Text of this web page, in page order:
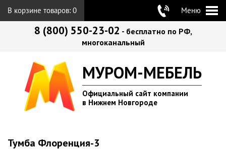
В корзине товаров: 0 Меню
8 (800) 550-23-02 - бесплатно по РФ,
многоканальный
МУРОМ-МЕБЕЛЬ
Официальный сайт компании
в Нижнем Новгороде
Тумба Флоренция-3